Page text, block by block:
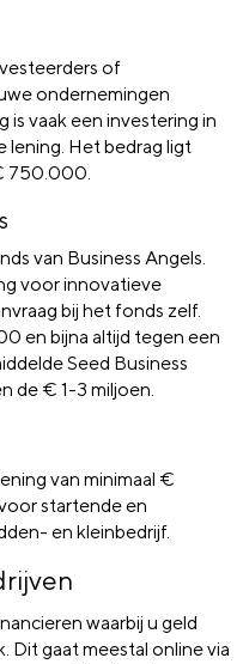
of
ondernemingen
vaak een investering in
lening. Het bedrag ligt
750.000.
van Business Angels.
voor innovatieve
bij het fonds zelf.
en bijna altijd tegen een
Seed Business
de € 1-3 miljoen.
van minimaal €
startende en
en kleinbedrijf.
waarbij u geld
Dit gaat meestal online via